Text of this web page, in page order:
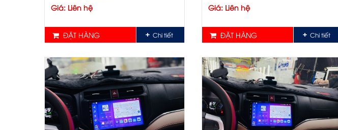
Giá: Liên hệ
ĐẶT HÀNG Chi tiết
Giá: Liên hệ
ĐẶT HÀNG Chi tiết